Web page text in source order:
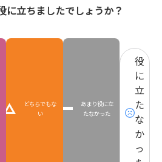
に立ちましたでしょうか？
どちらでもな
い
あまり役に立
たなかった
役
に
立
た
な
か
っ